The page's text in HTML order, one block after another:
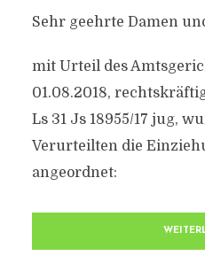
Sehr geehrte Damen
mit Urteil des
01.08.2018,
Ls 31 Js 18955/17 jug,
Verurteilten die
angeordnet: